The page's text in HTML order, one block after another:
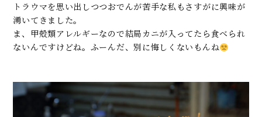
トラウマを思い出しつつおでんが苦手な私もさすがに興味が
湧いてきました。
ま、甲殻類アレルギーなので結局カニが入ってたら食べられ
ないんですけどね。ふーんだ、別に悔しくないもんね